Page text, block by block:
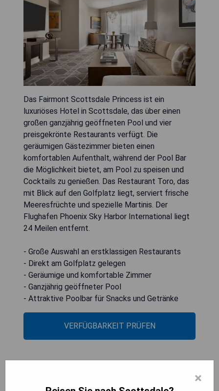
Das Fairmont Scottsdale Princess ist ein
luxuriöses Hotel in Scottsdale, das über einen
großen ganzjährig geöffneten Pool und vier
preisgekrönte Restaurants verfügt. Die
geräumigen Gästezimmer bieten einen
komfortablen Aufenthalt, während der Pool Bar
die Möglichkeit bietet, am Pool zu speisen und
Cocktails zu genießen. Das Restaurant Toro, das
mit Blick auf den Golfplatz liegt, serviert frische
Meeresfrüchte und spezielle Martinis. Der
Flughafen Phoenix Sky Harbor International liegt
24 Meilen entfernt.
- Große Auswahl an erstklassigen Restaurants
- Direkt am Golfplatz gelegen
- Geräumige und komfortable Zimmer
- Ganzjährig geöffneter Pool
- Attraktive Poolbar für Snacks und Getränke
VERFÜGBARKEIT PRÜFEN
×